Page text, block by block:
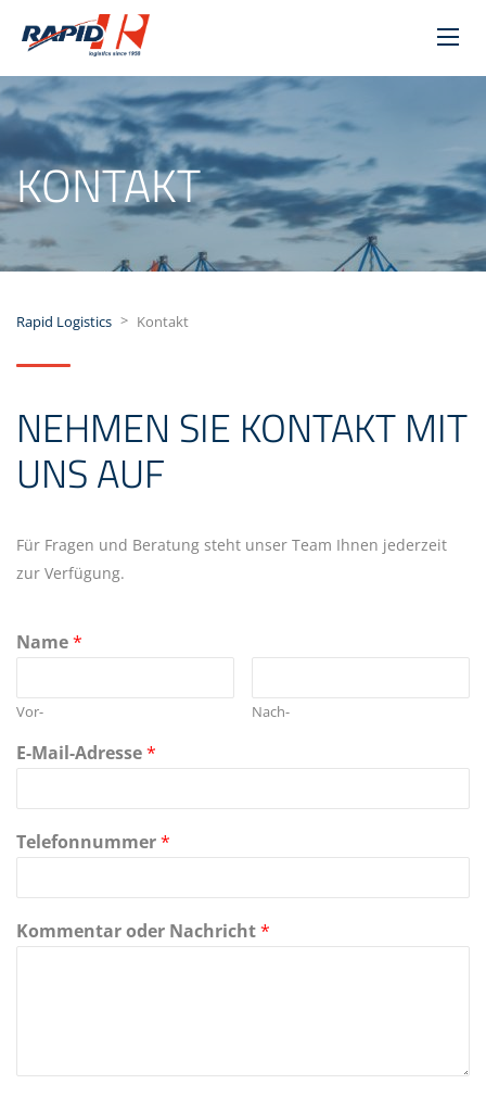
KONTAKT
Rapid Logistics > Kontakt
NEHMEN SIE KONTAKT MIT
UNS AUF
Für Fragen und Beratung steht unser Team Ihnen jederzeit
zur Verfügung.
Name*
Vor- Nach-
E-Mail-Adresse*
Telefonnummer*
Kommentar oder Nachricht*